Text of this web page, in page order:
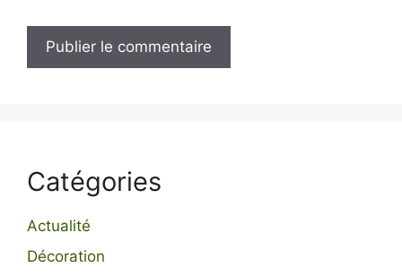
Catégories
Actualité
Décoration